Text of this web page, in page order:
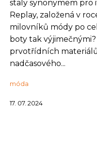
staly synonymem pro
Replay, založená v
milovníků módy po
boty tak
prvotřídních
nadčasového...
móda
17. 07. 2024